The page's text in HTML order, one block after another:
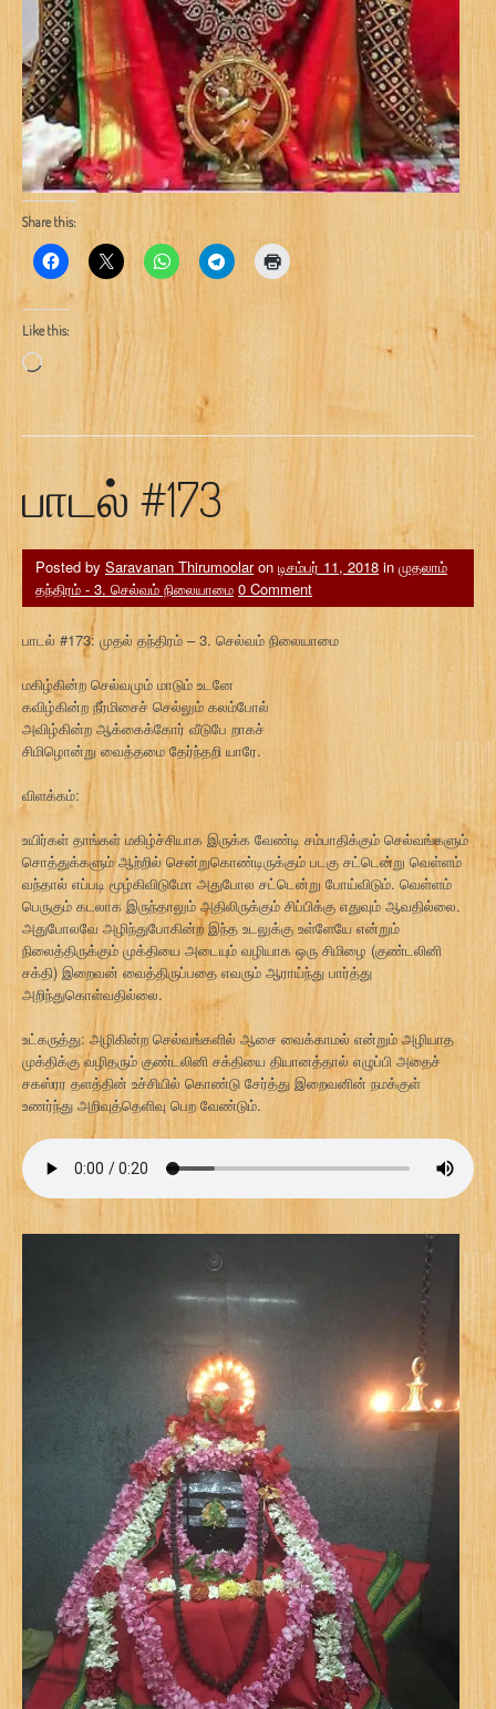
Share this:
Like this:
Loading…
பாடல் #173
Posted by Saravanan Thirumoolaron டிசம்பர் 11, 2018 in முதலாம்
தந்திரம் - 3. செல்வம் நிலையாமை 0 Comment
பாடல் #173: முதல் தந்திரம் – 3. செல்வம் நிலையாமை
மகிழ்கின்ற செல்வமும் மாடும் உடனே
கவிழ்கின்ற நீர்மிசைச் செல்லும் கலம்போல்
அவிழ்கின்ற ஆக்கைக்கோர் வீடுபே றாகச்
சிமிழொன்று வைத்தமை தேர்ந்தறி யாரே.
விளக்கம்:
உயிர்கள் தாங்கள் மகிழ்ச்சியாக இருக்க வேண்டி சம்பாதிக்கும் செல்வங்களும்
சொத்துக்களும் ஆற்றில் சென்றுகொண்டிருக்கும் படகு சட்டென்று வெள்ளம்
வந்தால் எப்படி மூழ்கிவிடுமோ அதுபோல சட்டென்று போய்விடும். வெள்ளம்
பெருகும் கடலாக இருந்தாலும் அதிலிருக்கும் சிப்பிக்கு எதுவும் ஆவதில்லை.
அதுபோலவே அழிந்துபோகின்ற இந்த உடலுக்கு உள்ளேயே என்றும்
நிலைத்திருக்கும் முக்தியை அடையும் வழியாக ஒரு சிமிழை (குண்டலினி
சக்தி) இறைவன் வைத்திருப்பதை எவரும் ஆராய்ந்து பார்த்து
அறிந்துகொள்வதில்லை.
உட்கருத்து: அழிகின்ற செல்வங்களில் ஆசை வைக்காமல் என்றும் அழியாத
முக்திக்கு வழிதரும் குண்டலினி சக்தியை தியானத்தால் எழுப்பி அதைச்
சகஸ்ரர தளத்தின் உச்சியில் கொண்டு சேர்த்து இறைவனின் நமக்குள்
உணர்ந்து அறிவுத்தெளிவு பெற வேண்டும்.